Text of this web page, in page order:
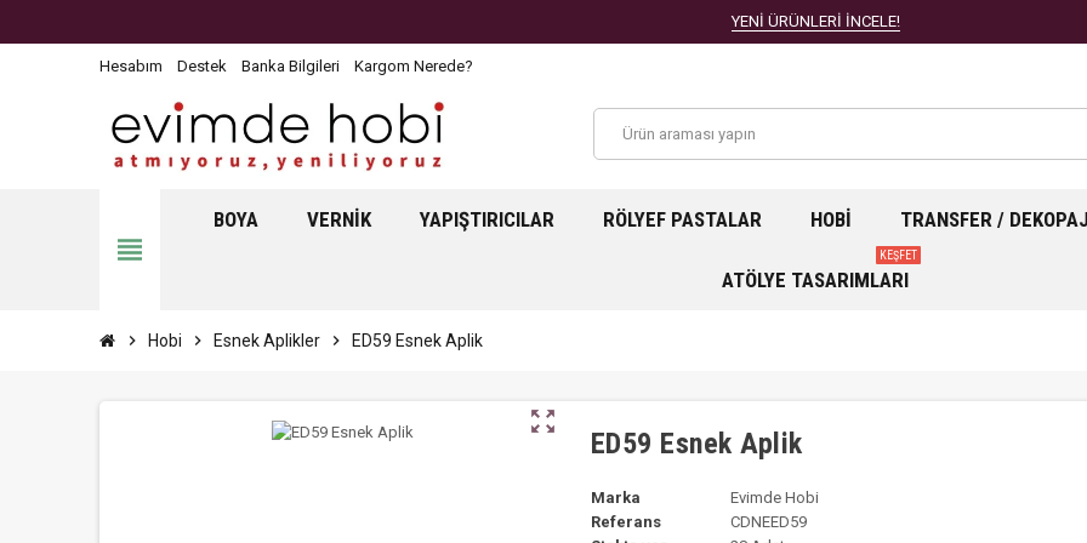
YENİ ÜRÜNLERİ İNCELE!
Hesabım Destek Banka Bilgileri Kargom Nerede?
view_headline
BOYA VERNIK YAPIŞTIRICILAR RÖLYEF PASTALAR HOBI TRANSFER / DEKOPAJ
ATÖLYE TASARIMLARI
KEŞFET
chevron_right Hobi chevron_right Esnek Aplikler chevron_right ED59 Esnek Aplik
zoom_out_map
ED59 Esnek Aplik
Marka
Evimde Hobi
Referans
CDNEED59